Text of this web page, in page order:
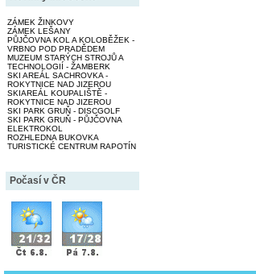
ZÁMEK ŽINKOVY
ZÁMEK LEŠANY
PŮJČOVNA KOL A KOLOBĚŽEK -
VRBNO POD PRADĚDEM
MUZEUM STARÝCH STROJŮ A
TECHNOLOGIÍ - ŽAMBERK
SKI AREÁL SACHROVKA -
ROKYTNICE NAD JIZEROU
SKIAREÁL KOUPALIŠTĚ -
ROKYTNICE NAD JIZEROU
SKI PARK GRUŇ - DISCGOLF
SKI PARK GRUŇ - PŮJČOVNA
ELEKTROKOL
ROZHLEDNA BUKOVKA
TURISTICKÉ CENTRUM RAPOTÍN
Počasí v ČR